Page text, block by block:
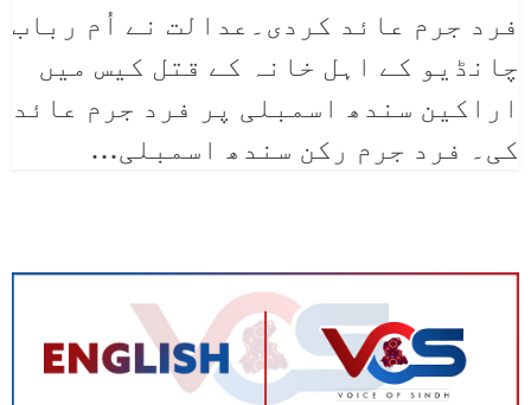
فرد جرم عائد کردی۔عدالت نے اُم رباب
چانڈیو کے اہل خانہ کے قتل کیس میں
اراکین سندھ اسمبلی پر فرد جرم عائد
کی۔ فرد جرم رکن سندھ اسمبلی…